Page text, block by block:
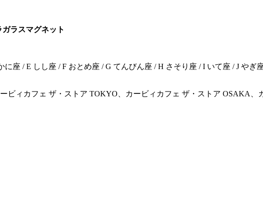
ラスマグネット
に座 / E しし座 / F おとめ座 / G てんびん座 / H さそり座 / I いて座 / J やぎ
ビィカフェ ザ・ストア TOKYO、カービィカフェ ザ・ストア OSAKA、